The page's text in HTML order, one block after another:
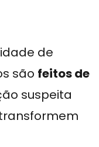
de
são feitos de
suspeita